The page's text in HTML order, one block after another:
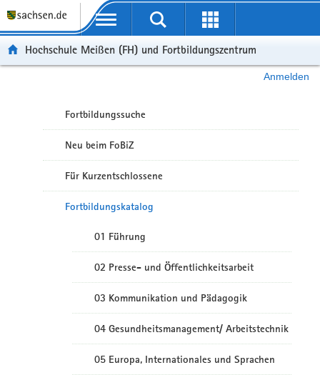
Portalübergreifende Navigation
Hochschule Meißen (FH) und Fortbildungszentrum
Anmelden
Fortbildungssuche
Neu beim FoBiZ
Für Kurzentschlossene
Fortbildungskatalog
01 Führung
02 Presse- und Öffentlichkeitsarbeit
03 Kommunikation und Pädagogik
04 Gesundheitsmanagement/ Arbeitstechnik
05 Europa, Internationales und Sprachen